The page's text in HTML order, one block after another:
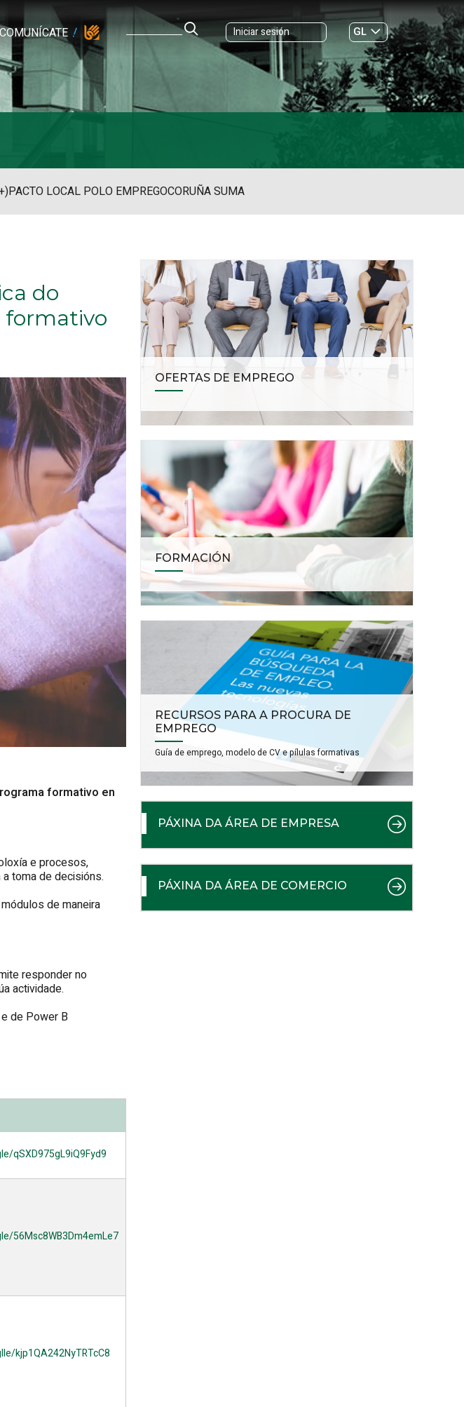
COMUNÍCATE Iniciar sesión
GL
ES|
PACTO LOCAL POLO EMPREGOCORUÑA SUMA
do
formativo
formativo en
e procesos,
toma de decisións.
de maneira
responder no
actividade.
de Power B
qSXD975gL9iQ9Fyd9
56Msc8WB3Dm4emLe7
lle/kjp1QA242NyTRTcC8
OFERTAS DE EMPREGO
FORMACIÓN
RECURSOS PARA A PROCURA DE
EMPREGO
Guía de emprego, modelo de CV e pílulas formativas
PÁXINA DA ÁREA DE EMPRESA
PÁXINA DA ÁREA DE COMERCIO